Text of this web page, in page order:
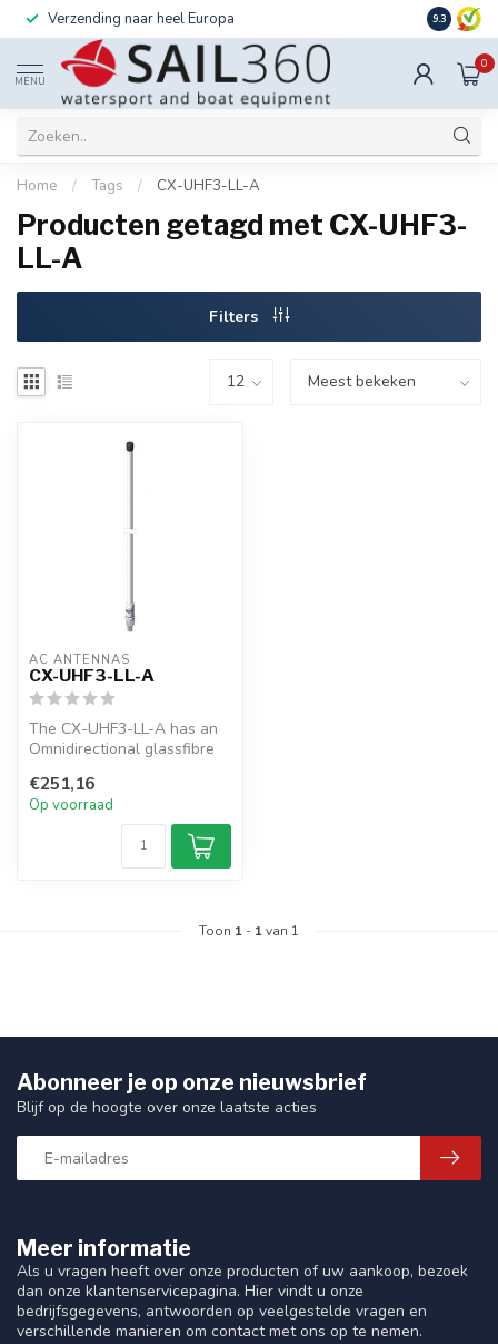
Verzending naar heel Europa Ook
9.3
MENU
0
Home / Tags / CX-UHF3-LL-A
Producten getagd met CX-UHF3-
LL-A
Filters
AC ANTENNAS
CX-UHF3-LL-A
The CX-UHF3-LL-A has an
Omnidirectional glassfibre
connector, ...
€251,16
Op voorraad
Toon 1 - 1van 1
Meer informatie
Als u vragen heeft over onze producten of uw aankoop, bezoek
dan onze klantenservicepagina. Hier vindt u onze
bedrijfsgegevens, antwoorden op veelgestelde vragen en
verschillende manieren om contact met ons op te nemen.
Abonneer je op onze nieuwsbrief
Blijf op de hoogte over onze laatste acties